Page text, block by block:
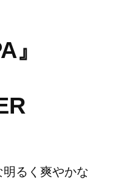
』
るく爽やかな